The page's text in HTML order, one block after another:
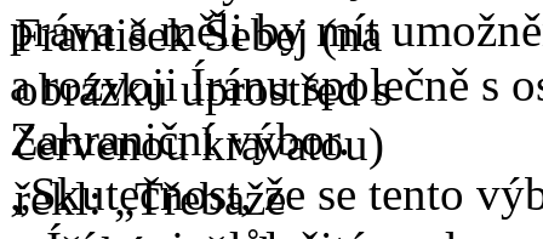
práva a měli by mít
a rozvoji Íránu společně s
Zahraniční výbor.
„Skutečnost, že se tento